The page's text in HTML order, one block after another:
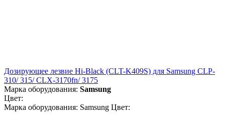
Дозирующее лезвие Hi-Black (CLT-K409S) для Samsung CLP-
310/ 315/ CLX-3170fn/ 3175
Марка оборудования: Samsung
Цвет:
Марка оборудования: Samsung Цвет: